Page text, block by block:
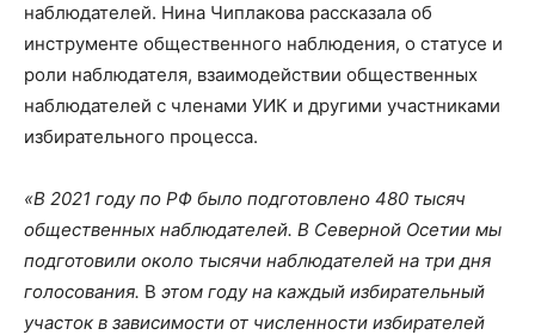
наблюдателей. Нина Чиплакова рассказала об
инструменте общественного наблюдения, о статусе и
роли наблюдателя, взаимодействии общественных
наблюдателей с членами УИК и другими участниками
избирательного процесса.
«В 2021 году по РФ было подготовлено 480 тысяч
общественных наблюдателей. В Северной Осетии мы
подготовили около тысячи наблюдателей на три дня
голосования. В этом году на каждый избирательный
участок в зависимости от численности избирателей